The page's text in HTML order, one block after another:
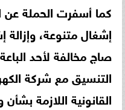
إشغال متنوعة،
صاج مخالفة لأحد
التنسيق مع شركة
القانونية اللازمة